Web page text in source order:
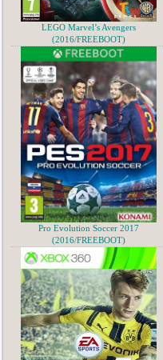
LEGO Marvel’s Avengers
(2016/FREEBOOT)
Pro Evolution Soccer 2017
(2016/FREEBOOT)